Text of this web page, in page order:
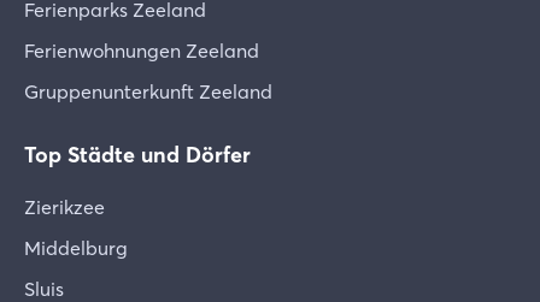
Ferienparks Zeeland
Ferienwohnungen Zeeland
Gruppenunterkunft Zeeland
Top Städte und Dörfer
Zierikzee
Middelburg
Sluis